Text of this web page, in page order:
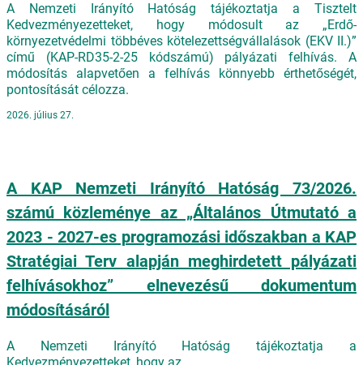
A Nemzeti Irányító Hatóság tájékoztatja a Tisztelt
Kedvezményezetteket, hogy módosult az „Erdő-
környezetvédelmi többéves kötelezettségvállalások (EKV II.)”
című (KAP-RD35-2-25 kódszámú) pályázati felhívás. A
módosítás alapvetően a felhívás könnyebb érthetőségét,
pontosítását célozza.
2026. július 27.
A KAP Nemzeti Irányító Hatóság 73/2026.
számú közleménye az „Általános Útmutató a
2023 - 2027-es programozási időszakban a KAP
Stratégiai Terv alapján meghirdetett pályázati
felhívásokhoz” elnevezésű dokumentum
módosításáról
A Nemzeti Irányító Hatóság tájékoztatja a